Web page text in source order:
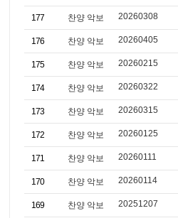
177 찬양 악보 20260308
176 찬양 악보 20260405
175 찬양 악보 20260215
174 찬양 악보 20260322
173 찬양 악보 20260315
172 찬양 악보 20260125
171 찬양 악보 20260111
170 찬양 악보 20260114
169 찬양 악보 20251207